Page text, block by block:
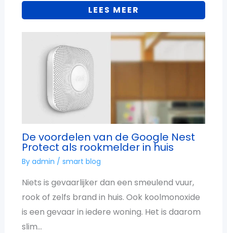
LEES MEER
De voordelen van de Google Nest
Protect als rookmelder in huis
By admin / smart blog
Niets is gevaarlijker dan een smeulend vuur,
rook of zelfs brand in huis. Ook koolmonoxide
is een gevaar in iedere woning. Het is daarom
slim…